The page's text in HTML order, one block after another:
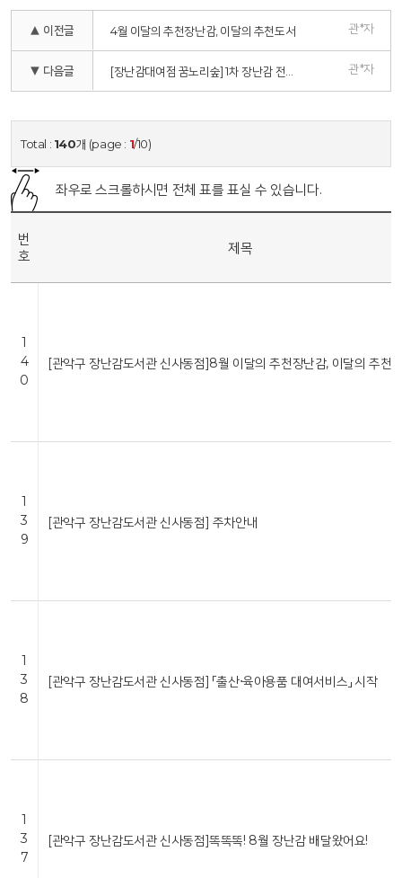
▲ 이전글 4월 이달의 추천장난감, 이달의 추천도서 관*자
▼ 다음글 관*자
Total : 140개 (page : 1/10)
좌우로 스크롤하시면 전체 표를 표실 수 있습니다.
번
호
제목
1
4
0
[관악구 장난감도서관 신사동점]8월 이달의 추천장난감, 이달의 추천
1
3
9
[관악구 장난감도서관 신사동점] 주차안내
1
3
8
[관악구 장난감도서관 신사동점] 「출산⋅육아용품 대여서비스」 시작
1
3
7
[관악구 장난감도서관 신사동점]똑똑똑! 8월 장난감 배달왔어요!